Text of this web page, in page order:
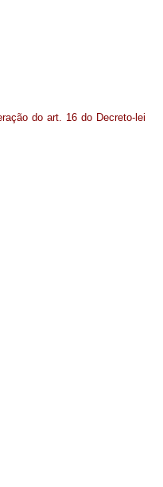
do art. 16 do Decreto-lei